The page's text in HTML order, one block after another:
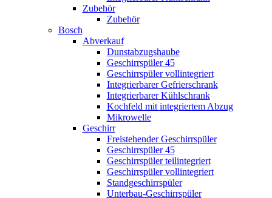
Zubehör
Zubehör
Bosch
Abverkauf
Dunstabzugshaube
Geschirrspüler 45
Geschirrspüler vollintegriert
Integrierbarer Gefrierschrank
Integrierbarer Kühlschrank
Kochfeld mit integriertem Abzug
Mikrowelle
Geschirr
Freistehender Geschirrspüler
Geschirrspüler 45
Geschirrspüler teilintegriert
Geschirrspüler vollintegriert
Standgeschirrspüler
Unterbau-Geschirrspüler